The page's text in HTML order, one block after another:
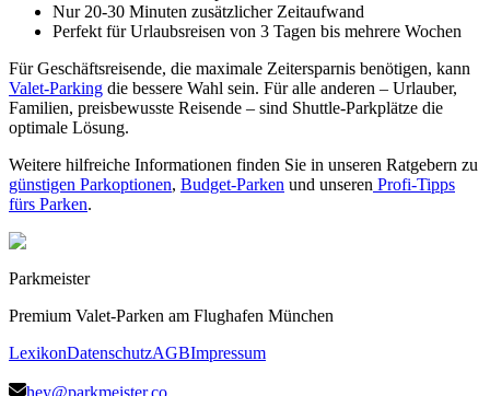
Nur 20-30 Minuten zusätzlicher Zeitaufwand
Perfekt für Urlaubsreisen von 3 Tagen bis mehrere Wochen
Für Geschäftsreisende, die maximale Zeitersparnis benötigen, kann
Valet-Parking die bessere Wahl sein. Für alle anderen – Urlauber,
Familien, preisbewusste Reisende – sind Shuttle-Parkplätze die
optimale Lösung.
Weitere hilfreiche Informationen finden Sie in unseren Ratgebern zu
günstigen Parkoptionen, Budget-Parken und unseren Profi-Tipps
fürs Parken.
Parkmeister
Premium Valet-Parken am Flughafen München
LexikonDatenschutzAGBImpressum
hey@parkmeister.co